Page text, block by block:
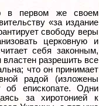
в первом же своем
«за издание
свободу веры
церковную и
себя законным,
властен разрешить все
что он принимает
радой (изложены
епископате. Одни
за хиротонией к